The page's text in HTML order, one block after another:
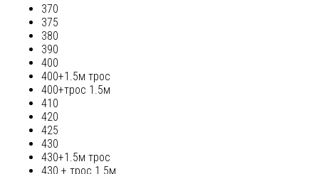
370
375
380
390
400
400+1.5м трос
400+трос 1.5м
410
420
425
430
430+1.5м трос
430 + трос 1.5м